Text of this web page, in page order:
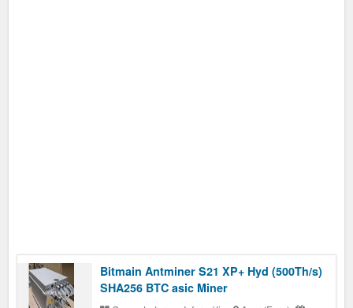
Bitmain Antminer S21 XP+ Hyd (500Th/s)
SHA256 BTC asic Miner